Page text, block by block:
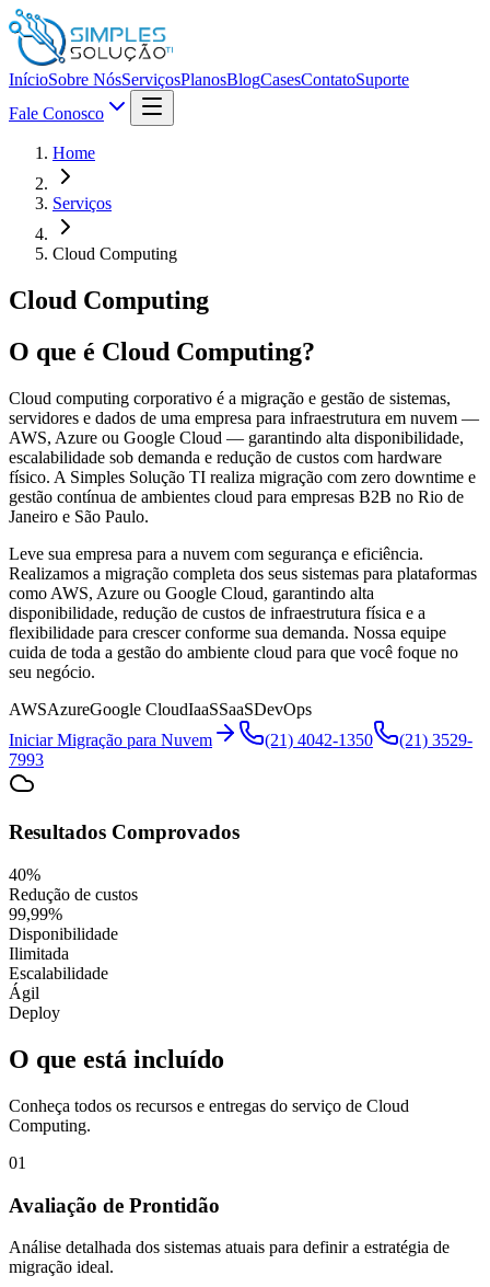
InícioSobre NósServiçosPlanosBlogCasesContatoSuporte
Fale Conosco
Home
Serviços
Cloud Computing
Cloud Computing
O que é Cloud Computing?
Cloud computing corporativo é a migração e gestão de sistemas,
servidores e dados de uma empresa para infraestrutura em nuvem —
AWS, Azure ou Google Cloud — garantindo alta disponibilidade,
escalabilidade sob demanda e redução de custos com hardware
físico. A Simples Solução TI realiza migração com zero downtime e
gestão contínua de ambientes cloud para empresas B2B no Rio de
Janeiro e São Paulo.
Leve sua empresa para a nuvem com segurança e eficiência.
Realizamos a migração completa dos seus sistemas para plataformas
como AWS, Azure ou Google Cloud, garantindo alta
disponibilidade, redução de custos de infraestrutura física e a
flexibilidade para crescer conforme sua demanda. Nossa equipe
cuida de toda a gestão do ambiente cloud para que você foque no
seu negócio.
AWSAzureGoogle CloudIaaSSaaSDevOps
Iniciar Migração para Nuvem
(21) 4042-1350
(21) 3529-
7993
Resultados Comprovados
40%
Redução de custos
99,99%
Disponibilidade
Ilimitada
Escalabilidade
Ágil
Deploy
O que está incluído
Conheça todos os recursos e entregas do serviço de Cloud
Computing.
01
Avaliação de Prontidão
Análise detalhada dos sistemas atuais para definir a estratégia de
migração ideal.